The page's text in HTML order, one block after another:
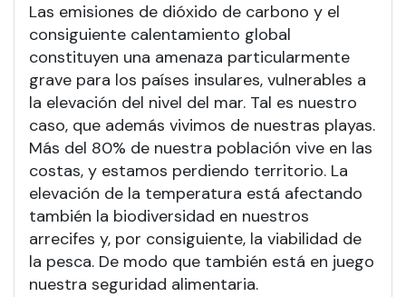
Las emisiones de dióxido de carbono y el
consiguiente calentamiento global
constituyen una amenaza particularmente
grave para los países insulares, vulnerables a
la elevación del nivel del mar. Tal es nuestro
caso, que además vivimos de nuestras playas.
Más del 80% de nuestra población vive en las
costas, y estamos perdiendo territorio. La
elevación de la temperatura está afectando
también la biodiversidad en nuestros
arrecifes y, por consiguiente, la viabilidad de
la pesca. De modo que también está en juego
nuestra seguridad alimentaria.